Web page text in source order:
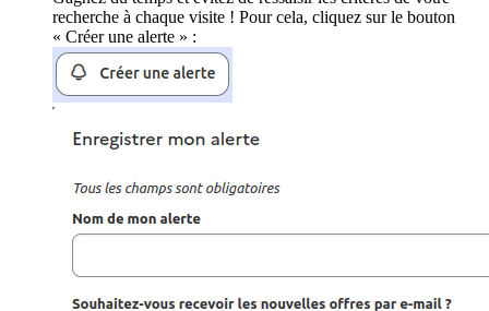
recherche à chaque visite ! Pour cela, cliquez sur le bouton
« Créer une alerte » :